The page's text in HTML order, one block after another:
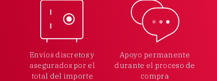
Envíos discretos y
asegurados por el
total del importe
Apoyo permanente
durante el proceso de
compra